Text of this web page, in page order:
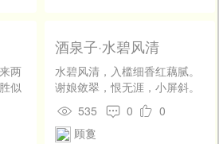
江中孤屿在， 此行应赋谢公
诗。
两
似
吴
山
酒泉子·水碧风清
水碧风清，入槛细香红藕腻。
谢娘敛翠，恨无涯，小屏斜。
堪憎荡子不还家，谩留罗带
结。帐深枕腻炷沉烟，负当
年。
535 0
0
顾敻